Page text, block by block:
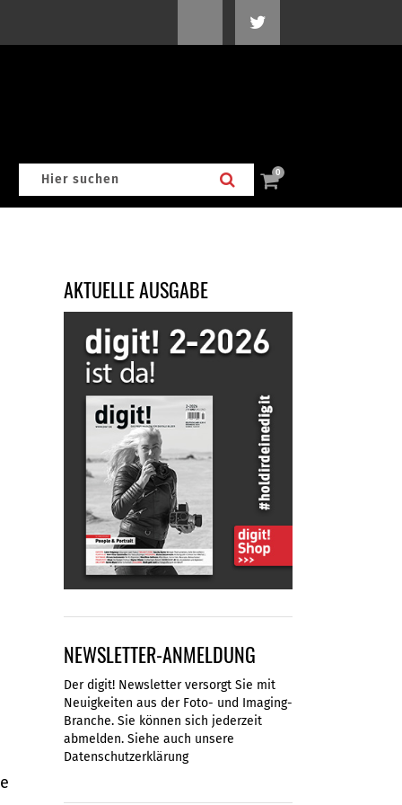
0
AKTUELLE AUSGABE
NEWSLETTER-ANMELDUNG
Der digit! Newsletter versorgt Sie mit
Neuigkeiten aus der Foto- und Imaging-
Branche. Sie können sich jederzeit
abmelden. Siehe auch unsere
Datenschutzerklärung